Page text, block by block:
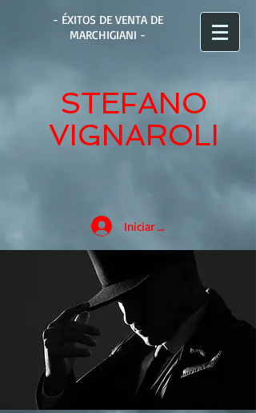
- ÉXITOS DE VENTA DE
MARCHIGIANI -
STEFANO
VIGNAROLI
Iniciar sesión